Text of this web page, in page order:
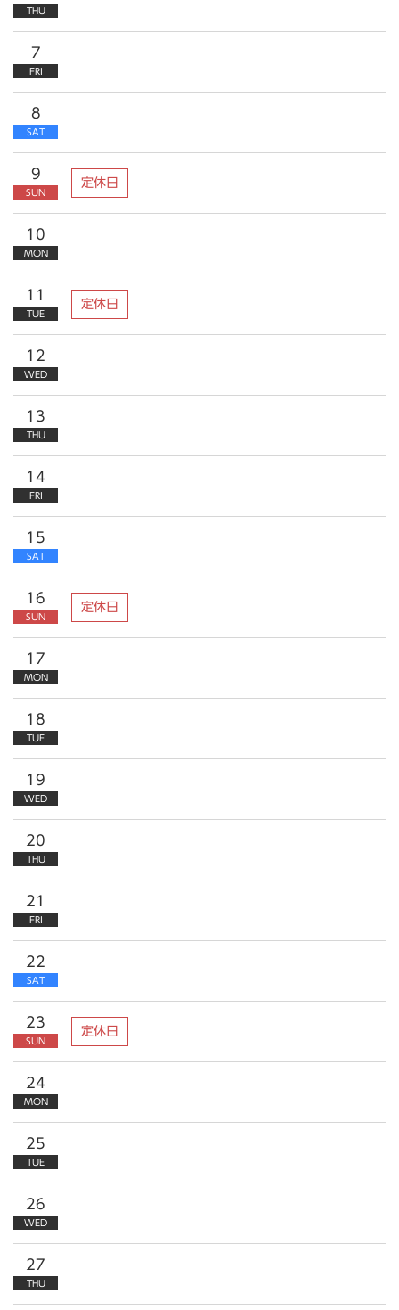
THU
7
FRI
8
SAT
9
SUN
定休日
10
MON
11
TUE
定休日
12
WED
13
THU
14
FRI
15
SAT
16
SUN
定休日
17
MON
18
TUE
19
WED
20
THU
21
FRI
22
SAT
23
SUN
定休日
24
MON
25
TUE
26
WED
27
THU